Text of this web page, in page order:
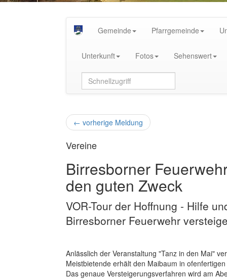
Gemeinde Pfarrgemeinde
Unterkunft Fotos Sehenswert
← vorherige Meldung
Vereine
Birresborner
den guten Zweck
VOR-Tour der Hoffnung - Hilfe
Birresborner Feuerwehr
Anlässlich der Veranstaltung "Tanz in den Mai"
Meistbietende erhält den Maibaum in
Das genaue Versteigerungsverfahren wird am